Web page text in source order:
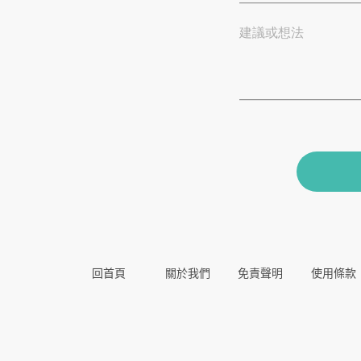
建議或想法
回首頁 關於我們 免責聲明 使用條款